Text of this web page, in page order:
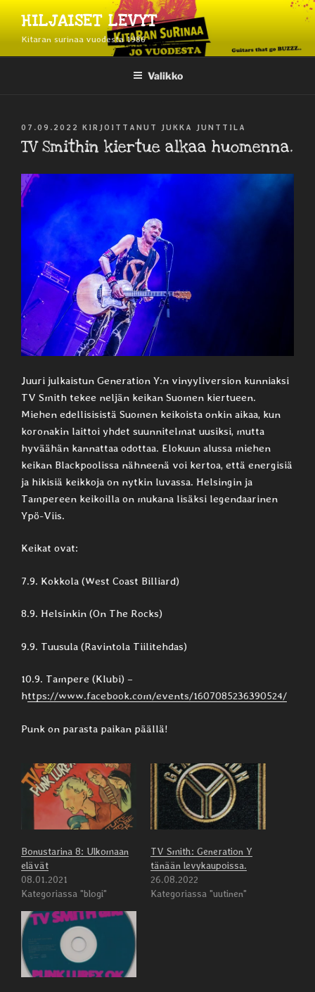
sisältöönHILJAISET LEVYT
Kitaran surinaa vuodesta 1986
Valikko
JULKAISTU
07.09.2022 KIRJOITTANUT JUKKA JUNTTILA
TV Smithin kiertue alkaa huomenna.
Juuri julkaistun Generation Y:n vinyyliversion kunniaksi
TV Smith tekee neljän keikan Suomen kiertueen.
Miehen edellisisistä Suomen keikoista onkin aikaa, kun
koronakin laittoi yhdet suunnitelmat uusiksi, mutta
hyväähän kannattaa odottaa. Elokuun alussa miehen
keikan Blackpoolissa nähneenä voi kertoa, että energisiä
ja hikisiä keikkoja on nytkin luvassa. Helsingin ja
Tampereen keikoilla on mukana lisäksi legendaarinen
Ypö-Viis.
Keikat ovat:
7.9. Kokkola (West Coast Billiard)
8.9. Helsinkin (On The Rocks)
9.9. Tuusula (Ravintola Tiilitehdas)
10.9. Tampere (Klubi) –
https://www.facebook.com/events/1607085236390524/
Punk on parasta paikan päällä!
Bonustarina 8: Ulkomaan
elävät
08.01.2021
Kategoriassa "blogi"
TV Smith: Generation Y
tänään levykaupoissa.
26.08.2022
Kategoriassa "uutinen"